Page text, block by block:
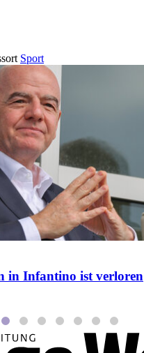
Sport
in Infantino ist verloren